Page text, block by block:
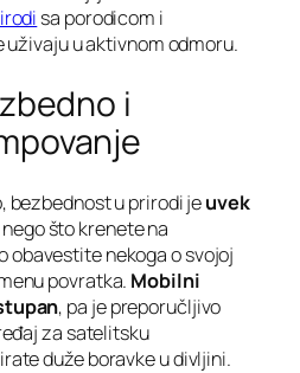
sa porodicom i
u aktivnom odmoru.
i
bezbednost u prirodi jeuvek
nego što krenete na
obavestite nekoga o svojoj
povratka. Mobilni
, pa je preporučljivo
za satelitsku
duže boravke u divljini.